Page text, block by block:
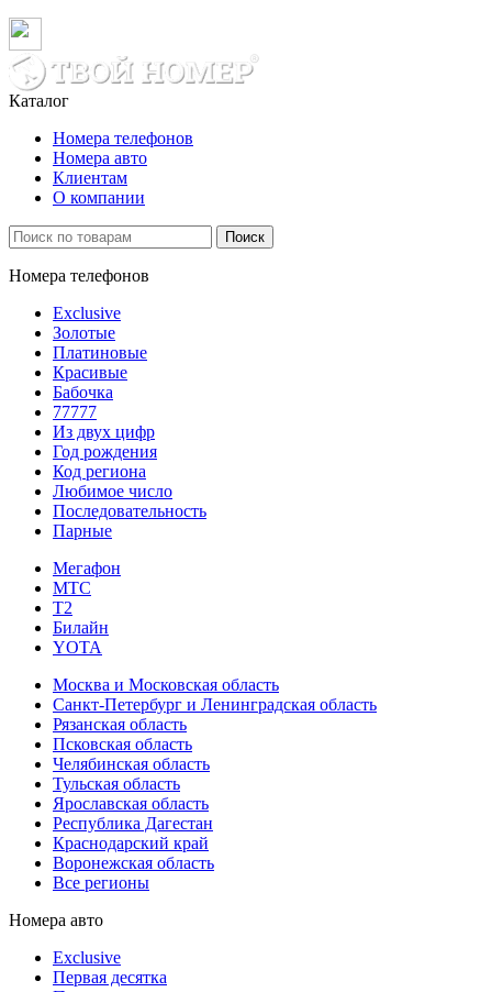
Каталог
Номера телефонов
Номера авто
Клиентам
О компании
Поиск
Номера телефонов
Exclusive
Золотые
Платиновые
Красивые
Бабочка
77777
Из двух цифр
Год рождения
Код региона
Любимое число
Последовательность
Парные
Мегафон
МТС
Т2
Билайн
YOTA
Москва и Московская область
Санкт-Петербург и Ленинградская область
Рязанская область
Псковская область
Челябинская область
Тульская область
Ярославская область
Республика Дагестан
Краснодарский край
Воронежская область
Все регионы
Номера авто
Exclusive
Первая десятка